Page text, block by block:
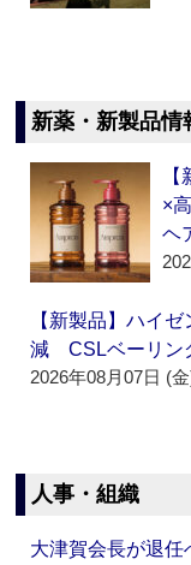
新薬・新製品情
×
ヘ
【新製品】ハイ
減 CSLベーリン
2026年08月07日 (
人事・組織
大津賀会長が退